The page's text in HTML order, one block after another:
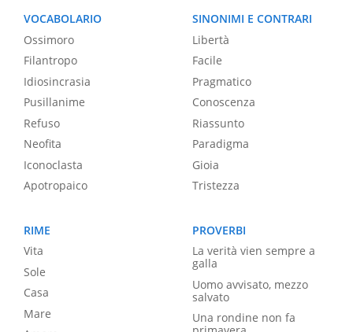
VOCABOLARIO
Ossimoro
Filantropo
Idiosincrasia
Pusillanime
Refuso
Neofita
Iconoclasta
Apotropaico
SINONIMI E CONTRARI
Libertà
Facile
Pragmatico
Conoscenza
Riassunto
Paradigma
Gioia
Tristezza
RIME
Vita
Sole
Casa
Mare
PROVERBI
La verità vien sempre a
galla
Uomo avvisato, mezzo
salvato
Una rondine non fa